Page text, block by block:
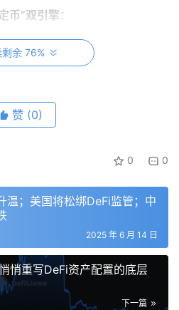
币”双引擎​​：
区块链平台“智臻链”已实现供应
景的深度应用，日均处理交易超
监管沙盒测试的JD-HKD稳定
压缩至秒级，手续费降至0.1%以
稳定币可实现实时结算，且资
京东国际化战略的核心战场。
同比增长87%，但跨境支付成
定币的落地，有望将这一比例压
技负责人张炜的话说：“这不仅
易规则的重新定义。”
剩余 76%
赞 (0)
0 0
温；美国将松绑DeFi监管；中
2025 年 6 月 14 日
悄重写DeFi资产配置的底层
下一篇